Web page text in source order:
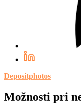
Depositphotos
Možnosti pri